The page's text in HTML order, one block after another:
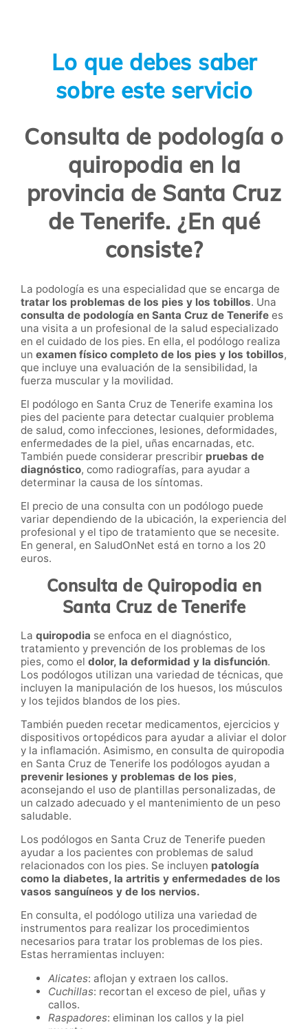
Lo que debes saber
sobre este servicio
Consulta de podología o
quiropodia en la
provincia de Santa Cruz
de Tenerife. ¿En qué
consiste?
La podología es una especialidad que se encarga de
tratar los problemas de los pies y los tobillos. Una
consulta de podología en Santa Cruz de Tenerife es
una visita a un profesional de la salud especializado
en el cuidado de los pies. En ella, el podólogo realiza
un examen físico completo de los pies y los tobillos,
que incluye una evaluación de la sensibilidad, la
fuerza muscular y la movilidad.
El podólogo en Santa Cruz de Tenerife examina los
pies del paciente para detectar cualquier problema
de salud, como infecciones, lesiones, deformidades,
enfermedades de la piel, uñas encarnadas, etc.
También puede considerar prescribir pruebas de
diagnóstico, como radiografías, para ayudar a
determinar la causa de los síntomas.
El precio de una consulta con un podólogo puede
variar dependiendo de la ubicación, la experiencia del
profesional y el tipo de tratamiento que se necesite.
En general, en SaludOnNet está en torno a los 20
euros.
Consulta de Quiropodia en
Santa Cruz de Tenerife
La quiropodia se enfoca en el diagnóstico,
tratamiento y prevención de los problemas de los
pies, como el dolor, la deformidad y la disfunción.
Los podólogos utilizan una variedad de técnicas, que
incluyen la manipulación de los huesos, los músculos
y los tejidos blandos de los pies.
También pueden recetar medicamentos, ejercicios y
dispositivos ortopédicos para ayudar a aliviar el dolor
y la inflamación. Asimismo, en consulta de quiropodia
en Santa Cruz de Tenerife los podólogos ayudan a
prevenir lesiones y problemas de los pies,
aconsejando el uso de plantillas personalizadas, de
un calzado adecuado y el mantenimiento de un peso
saludable.
Los podólogos en Santa Cruz de Tenerife pueden
ayudar a los pacientes con problemas de salud
relacionados con los pies. Se incluyen patología
como la diabetes, la artritis y enfermedades de los
vasos sanguíneos y de los nervios.
En consulta, el podólogo utiliza una variedad de
instrumentos para realizar los procedimientos
necesarios para tratar los problemas de los pies.
Estas herramientas incluyen:
Alicates: aflojan y extraen los callos.
Cuchillas: recortan el exceso de piel, uñas y
callos.
Raspadores: eliminan los callos y la piel